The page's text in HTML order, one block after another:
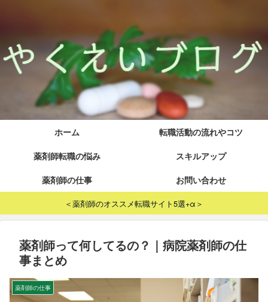
ホーム
転職活動の流れやコツ
薬剤師転職の悩み
スキルアップ
薬剤師の仕事
お問い合わせ
＜薬剤師のオススメ転職サイト5選+α＞
薬剤師って何してるの？｜病院薬剤師の仕
事まとめ
薬剤師の仕事